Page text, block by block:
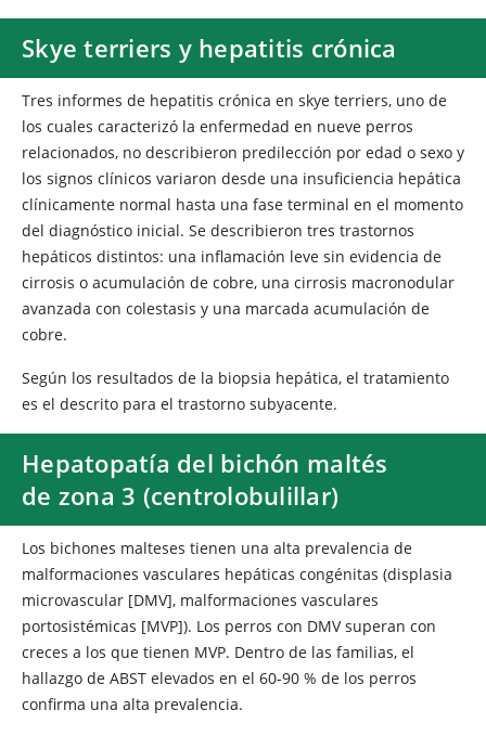
Skye terriers y hepatitis crónica
Tres informes de hepatitis crónica en skye terriers, uno de
los cuales caracterizó la enfermedad en nueve perros
relacionados, no describieron predilección por edad o sexo y
los signos clínicos variaron desde una insuficiencia hepática
clínicamente normal hasta una fase terminal en el momento
del diagnóstico inicial. Se describieron tres trastornos
hepáticos distintos: una inflamación leve sin evidencia de
cirrosis o acumulación de cobre, una cirrosis macronodular
avanzada con colestasis y una marcada acumulación de
cobre.
Según los resultados de la biopsia hepática, el tratamiento
es el descrito para el trastorno subyacente.
Hepatopatía del bichón maltés
de zona 3 (centrolobulillar)
Los bichones malteses tienen una alta prevalencia de
malformaciones vasculares hepáticas congénitas (displasia
microvascular [DMV], malformaciones vasculares
portosistémicas [MVP]). Los perros con DMV superan con
creces a los que tienen MVP. Dentro de las familias, el
hallazgo de ABST elevados en el 60-90 % de los perros
confirma una alta prevalencia.